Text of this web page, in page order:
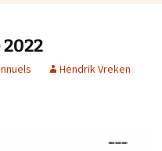
Hendrik Vreken